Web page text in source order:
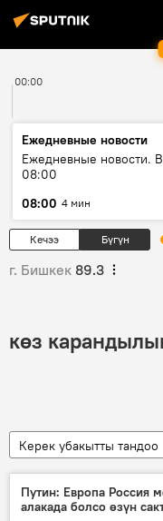
00:00
Ежедневные новости
Ежедневные новости.
08:00
08:00 4 мин
Кечээ Бүгүн
г. Бишкек 89.3
көз
Керек убакытты тандоо
Путин: Европа Россия
алакада болсо өзүн